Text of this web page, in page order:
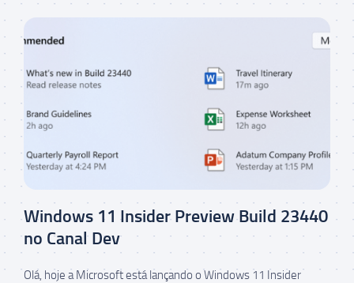
Windows 11 Insider Preview Build 23440
no Canal Dev
Olá, hoje a Microsoft está lançando o Windows 11 Insider